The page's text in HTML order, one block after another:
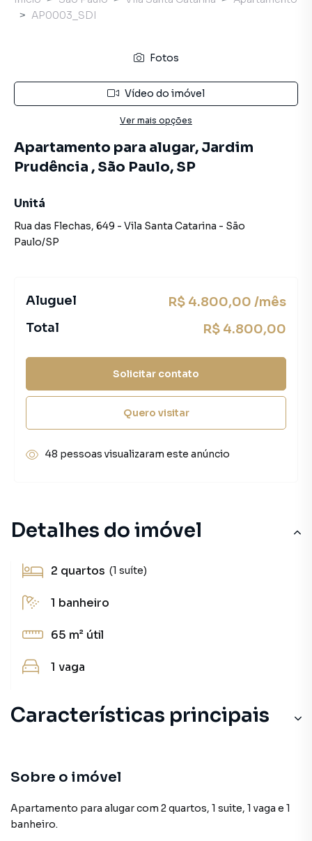
Detalhes do imóvel
2 quartos (1 suíte)
1 banheiro
65 m² útil
1 vaga
Características principais
Sala de Academia
Elevador Privativo
Sobre o imóvel
Apartamento para alugar com 2 quartos, 1 suite, 1 vaga e 1
banheiro.
AP0003_SDI
Fotos
Vídeo do imóvel
Ver mais opções
Apartamento para alugar, Jardim
Prudência , São Paulo, SP
Unitá
Rua das Flechas, 649 - Vila Santa Catarina - São
Paulo/SP
Aluguel
R$ 4.800,00 /mês
Total
R$ 4.800,00
Solicitar contato
Quero visitar
48 pessoas visualizaram este anúncio